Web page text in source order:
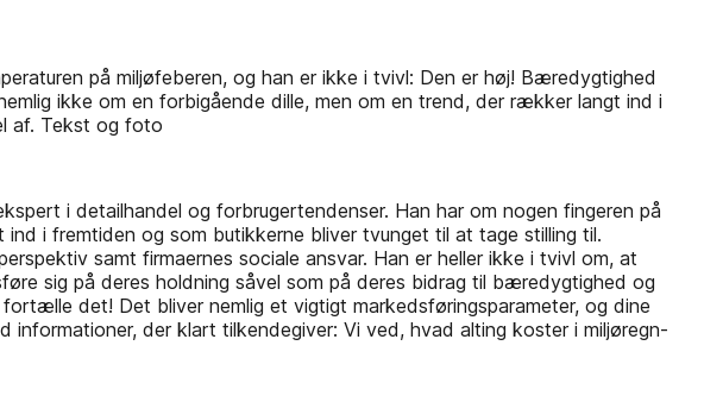
på miljøfeberen, og han er ikke i tvivl: Den er høj! Bæredygtighed
ikke om en forbigående dille, men om en trend, der rækker langt ind i
af. Tekst og foto
i detailhandel og forbrugertendenser. Han har om nogen fingeren på
i fremtiden og som butikkerne bliver tvunget til at tage stilling til.
samt firmaernes sociale ansvar. Han er heller ikke i tvivl om, at
sig på deres holdning såvel som på deres bidrag til bæredygtighed og
det! Det bliver nemlig et vigtigt markedsføringsparameter, og dine
der klart tilkendegiver: Vi ved, hvad alting koster i miljøregn-